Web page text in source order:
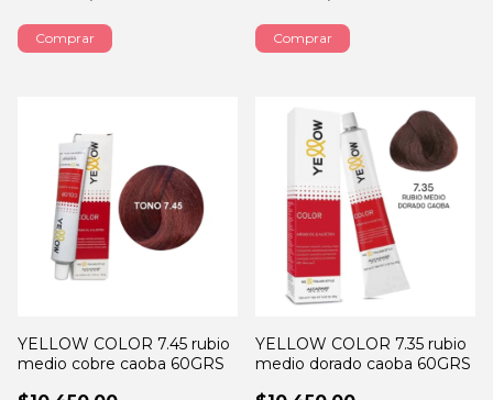
YELLOW COLOR 7.45 rubio
medio cobre caoba 60GRS
YELLOW COLOR 7.35 rubio
medio dorado caoba 60GRS